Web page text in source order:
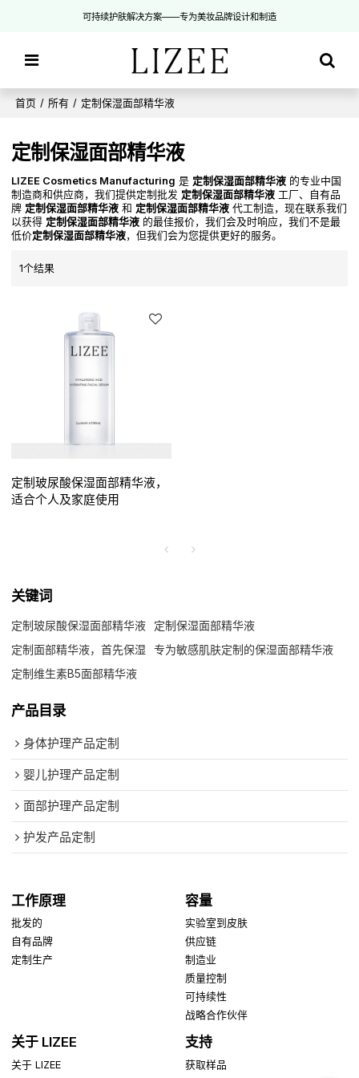
可持续护肤解决方案——专为美妆品牌设计和制造
首页 / 所有 / 定制保湿面部精华液
定制保湿面部精华液
LIZEE Cosmetics Manufacturing 是 定制保湿面部精华液 的专业中国
制造商和供应商，我们提供定制批发 定制保湿面部精华液 工厂、自有品
牌 定制保湿面部精华液 和 定制保湿面部精华液 代工制造，现在联系我们
以获得 定制保湿面部精华液 的最佳报价，我们会及时响应，我们不是最
低价定制保湿面部精华液，但我们会为您提供更好的服务。
1个结果
定制玻尿酸保湿面部精华液，
适合个人及家庭使用
关键词
定制玻尿酸保湿面部精华液
定制保湿面部精华液
定制面部精华液，首先保湿
专为敏感肌肤定制的保湿面部精华液
定制维生素B5面部精华液
产品目录
身体护理产品定制
婴儿护理产品定制
面部护理产品定制
护发产品定制
工作原理
批发的
自有品牌
定制生产
容量
实验室到皮肤
供应链
制造业
质量控制
可持续性
战略合作伙伴
关于 LIZEE
关于 LIZEE
支持
获取样品